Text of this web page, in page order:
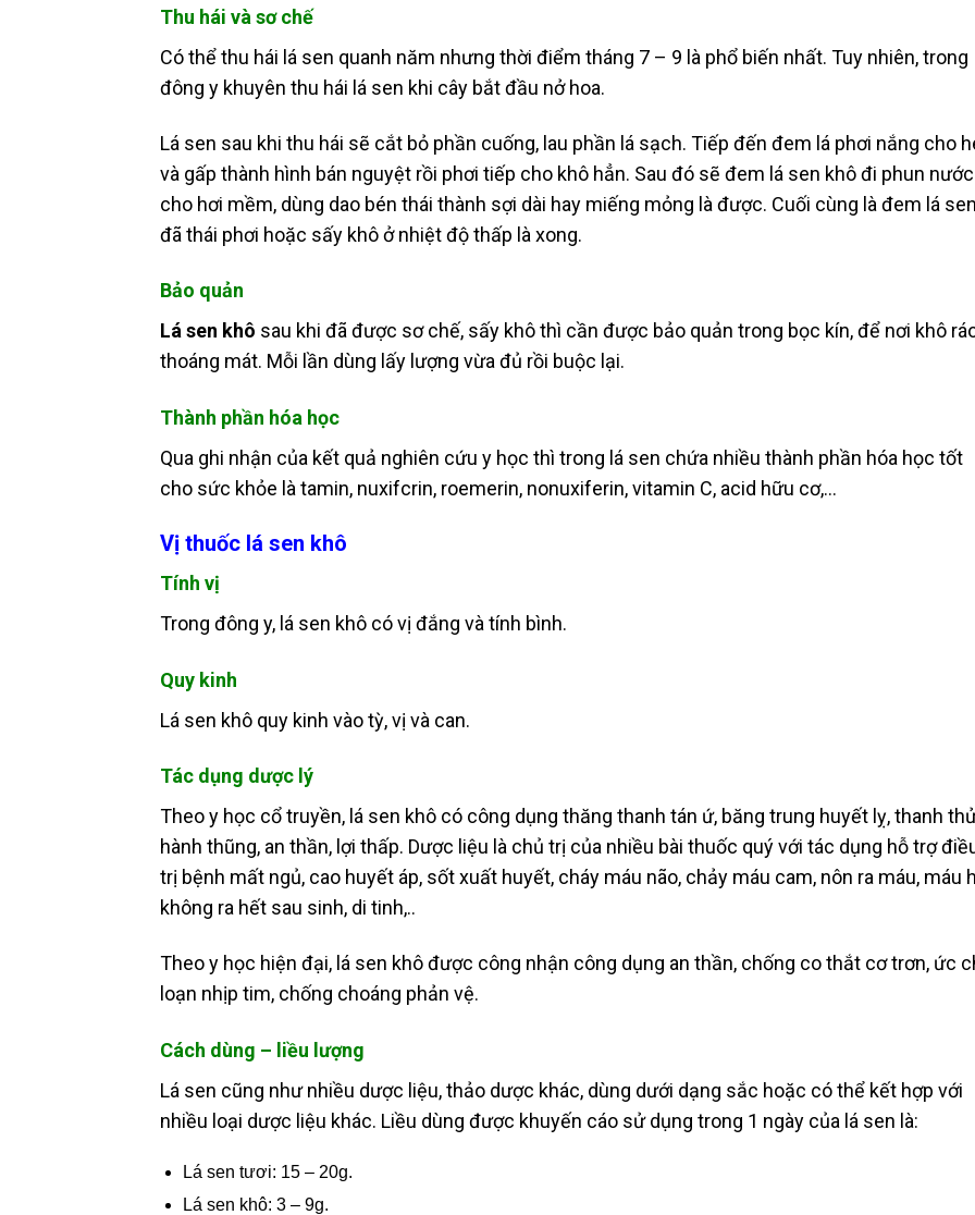
Thu hái và sơ chế
Có thể thu hái lá sen quanh năm nhưng thời điểm tháng 7 – 9 là phổ biến nhất. Tuy nhiên, trong
đông y khuyên thu hái lá sen khi cây bắt đầu nở hoa.
Lá sen sau khi thu hái sẽ cắt bỏ phần cuống, lau phần lá sạch. Tiếp đến đem lá phơi nắng cho
và gấp thành hình bán nguyệt rồi phơi tiếp cho khô hẳn. Sau đó sẽ đem lá sen khô đi phun nước
cho hơi mềm, dùng dao bén thái thành sợi dài hay miếng mỏng là được. Cuối cùng là đem lá sen
đã thái phơi hoặc sấy khô ở nhiệt độ thấp là xong.
Bảo quản
Lá sen khô sau khi đã được sơ chế, sấy khô thì cần được bảo quản trong bọc kín, để nơi khô
thoáng mát. Mỗi lần dùng lấy lượng vừa đủ rồi buộc lại.
Thành phần hóa học
Qua ghi nhận của kết quả nghiên cứu y học thì trong lá sen chứa nhiều thành phần hóa học tốt
cho sức khỏe là tamin, nuxifcrin, roemerin, nonuxiferin, vitamin C, acid hữu cơ,…
Vị thuốc lá sen khô
Tính vị
Trong đông y, lá sen khô có vị đắng và tính bình.
Quy kinh
Lá sen khô quy kinh vào tỳ, vị và can.
Tác dụng dược lý
Theo y học cổ truyền, lá sen khô có công dụng thăng thanh tán ứ, băng trung huyết lỵ, thanh
hành thũng, an thần, lợi thấp. Dược liệu là chủ trị của nhiều bài thuốc quý với tác dụng hỗ trợ
trị bệnh mất ngủ, cao huyết áp, sốt xuất huyết, cháy máu não, chảy máu cam, nôn ra máu, máu
không ra hết sau sinh, di tinh,..
Theo y học hiện đại, lá sen khô được công nhận công dụng an thần, chống co thắt cơ trơn, ức
loạn nhịp tim, chống choáng phản vệ.
Cách dùng – liều lượng
Lá sen cũng như nhiều dược liệu, thảo dược khác, dùng dưới dạng sắc hoặc có thể kết hợp với
nhiều loại dược liệu khác. Liều dùng được khuyến cáo sử dụng trong 1 ngày của lá sen là:
Lá sen tươi: 15 – 20g.
Lá sen khô: 3 – 9g.